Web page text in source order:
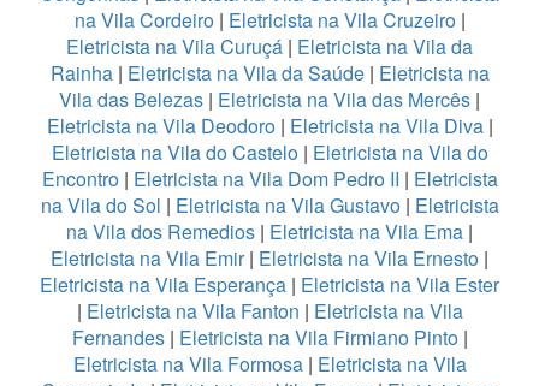
na Vila Cordeiro| Eletricista na Vila Cruzeiro |
Eletricista na Vila Curuçá | Eletricista na Vila da
Rainha | Eletricista na Vila da Saúde| Eletricista na
Vila das Belezas | Eletricista na Vila das Mercês |
Eletricista na Vila Deodoro| Eletricista na Vila Diva|
Eletricista na Vila do Castelo| Eletricista na Vila do
Encontro| Eletricista na Vila Dom Pedro II | Eletricista
na Vila do Sol | Eletricista na Vila Gustavo| Eletricista
na Vila dos Remedios | Eletricista na Vila Ema |
Eletricista na Vila Emir| Eletricista na Vila Ernesto |
Eletricista na Vila Esperança | Eletricista na Vila Ester
| Eletricista na Vila Fanton | Eletricista na Vila
Fernandes| Eletricista na Vila Firmiano Pinto|
Eletricista na Vila Formosa| Eletricista na Vila